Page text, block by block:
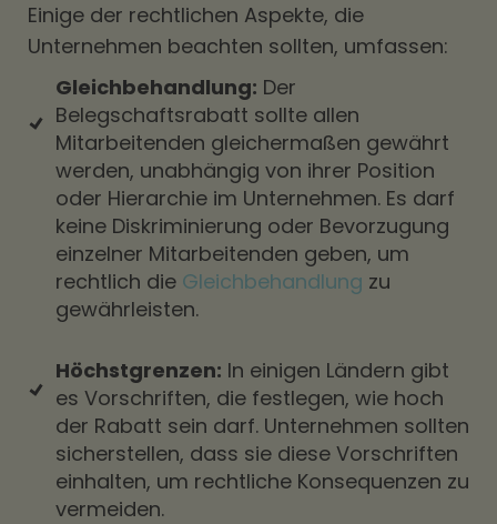
Einige der rechtlichen Aspekte, die
Unternehmen beachten sollten, umfassen:
Gleichbehandlung: Der
Belegschaftsrabatt sollte allen
Mitarbeitenden gleichermaßen gewährt
werden, unabhängig von ihrer Position
oder Hierarchie im Unternehmen. Es darf
keine Diskriminierung oder Bevorzugung
einzelner Mitarbeitenden geben, um
rechtlich die Gleichbehandlung zu
gewährleisten.
Höchstgrenzen: In einigen Ländern gibt
es Vorschriften, die festlegen, wie hoch
der Rabatt sein darf. Unternehmen sollten
sicherstellen, dass sie diese Vorschriften
einhalten, um rechtliche Konsequenzen zu
vermeiden.